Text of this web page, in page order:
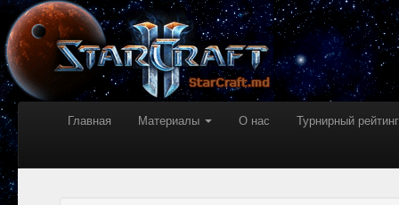
Главная Материалы О нас Турнирный рейтинг